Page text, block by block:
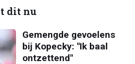
dit nu
Gemengde gevoelens
bij Kopecky: "Ik baal
ontzettend"